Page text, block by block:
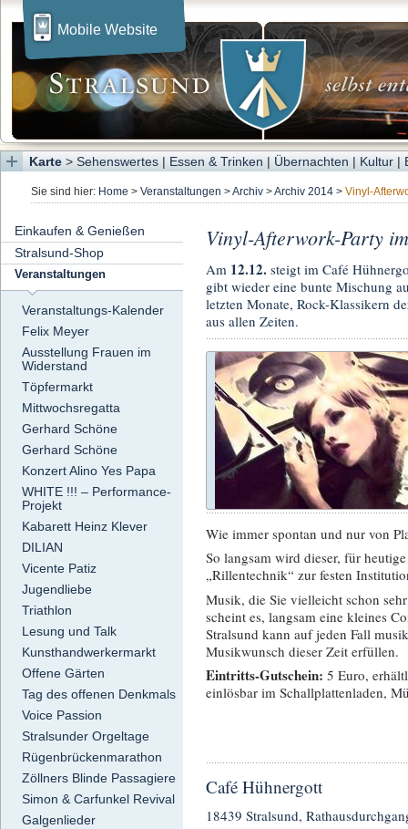
Mobile Website
Karte > Sehenswertes | Essen & Trinken | Übernachten | Kultur |
Sie sind hier: Home > Veranstaltungen >Archiv >Archiv 2014 > Vinyl-
Einkaufen & Genießen
Stralsund-Shop
Veranstaltungen
Veranstaltungs-Kalender
Felix Meyer
Ausstellung Frauen im
Widerstand
Töpfermarkt
Mittwochsregatta
Gerhard Schöne
Gerhard Schöne
Konzert Alino Yes Papa
WHITE !!! – Performance-
Projekt
Kabarett Heinz Klever
DILIAN
Vicente Patiz
Jugendliebe
Triathlon
Lesung und Talk
Kunsthandwerkermarkt
Offene Gärten
Tag des offenen Denkmals
Voice Passion
Stralsunder Orgeltage
Rügenbrückenmarathon
Zöllners Blinde Passagiere
Simon & Carfunkel Revival
Galgenlieder
Vinyl-Afterwork-Party
Am 12.12. steigt im Café
gibt wieder eine bunte Mischung
letzten Monate, Rock-Klassikern
aus allen Zeiten.
Wie immer spontan und nur von
So langsam wird dieser, für
„Rillentechnik“ zur festen
Musik, die Sie vielleicht schon
scheint es, langsam eine kleines
Stralsund kann auf jeden Fall
Musikwunsch dieser Zeit erfüllen.
Eintritts-Gutschein: 5 Euro,
einlösbar im Schallplattenladen,
Café Hühnergott
18439 Stralsund,